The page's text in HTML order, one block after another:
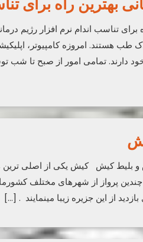
برای تناسب اندام نرم افزار رژیم
هستند. امروزه کامپیوتر، اپلیکیشن
دارند. تمامی امور از صبح تا شب
بلیط کیش کیش یکی از اصلی ترین
پرواز از شهرهای مختلف
از این جزیره زیبا مینمایند . […]